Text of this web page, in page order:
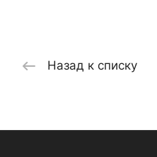
Назад к списку